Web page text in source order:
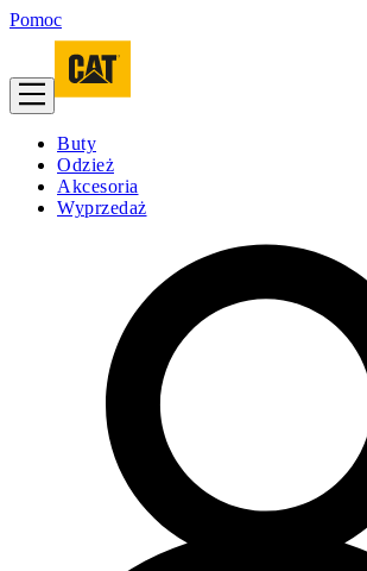
Pomoc
Buty
Odzież
Akcesoria
Wyprzedaż